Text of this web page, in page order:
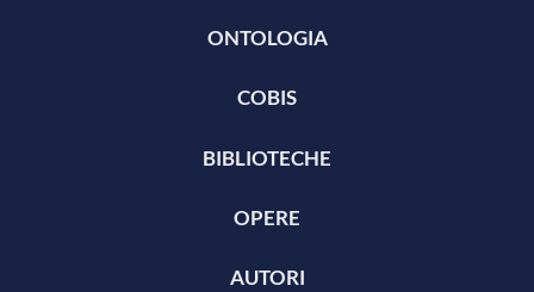
ONTOLOGIA
COBIS
BIBLIOTECHE
OPERE
AUTORI